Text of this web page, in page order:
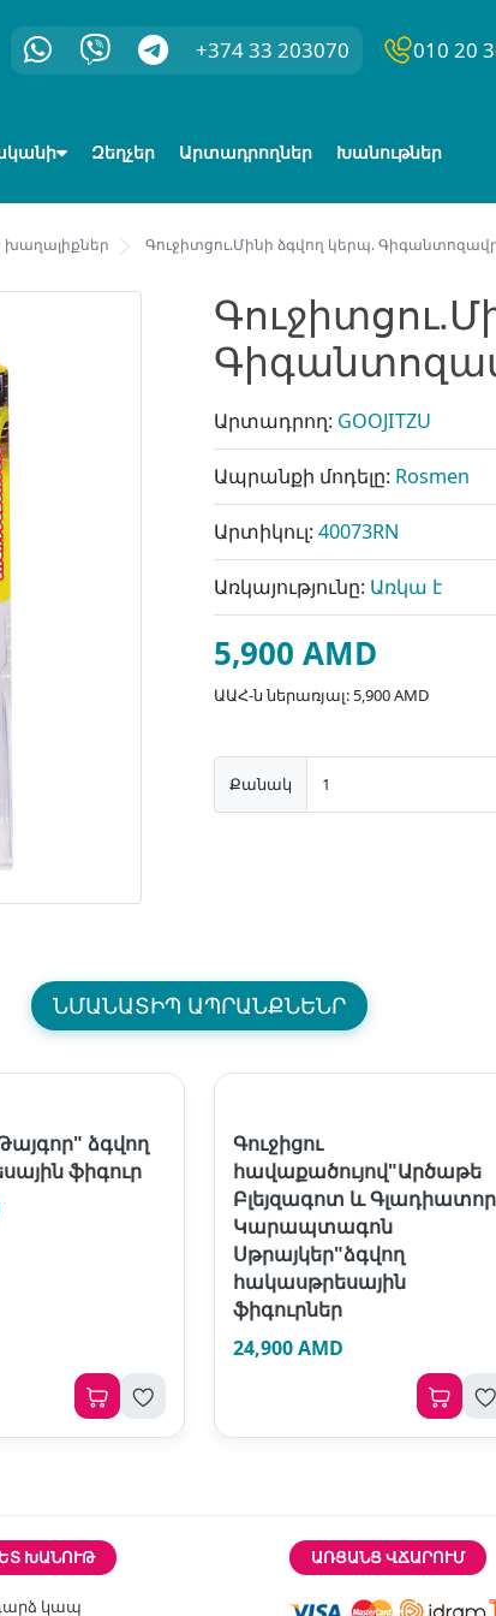
+374 33 203070 010 20
Զեղչեր Արտադրողներ Խանութներ
խաղալիքներ Գուջիտցու.Մինի ձգվող կերպ. Գիգանտոզավր
Արտադրող: GOOJITZU
Ապրանքի մոդելը: Rosmen
Արտիկուլ: 40073RN
Առկայությունը: Առկա է
5,900 AMD
ԱԱՀ-ն ներառյալ: 5,900 AMD
Քանակ
ՆՄԱՆԱՏԻՊ ԱՊՐԱՆՔՆԵՆՐ
ձգվող
ֆիգուր
Գուջիցու
հավաքածույով"Արծաթե
Բլեյզագոտ և Գլադիատոր
Կարապտագոն
Սթրայկեր"ձգվող
հակասթրեսային
ֆիգուրներ
24,900 AMD
ԽԱՆՈՒԹ
կապ
ԱՌՑԱՆՑ ՎՃԱՐՈՒՄ